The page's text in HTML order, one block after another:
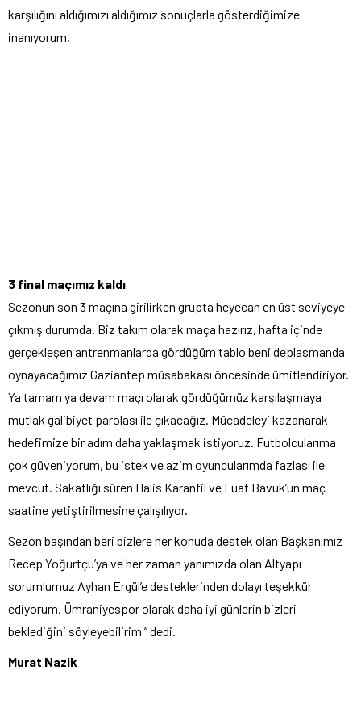
karşılığını aldığımızı aldığımız sonuçlarla gösterdiğimize
inanıyorum.
3 final maçımız kaldı
Sezonun son 3 maçına girilirken grupta heyecan en üst seviyeye
çıkmış durumda. Biz takım olarak maça hazırız, hafta içinde
gerçekleşen antrenmanlarda gördüğüm tablo beni deplasmanda
oynayacağımız Gaziantep müsabakası öncesinde ümitlendiriyor.
Ya tamam ya devam maçı olarak gördüğümüz karşılaşmaya
mutlak galibiyet parolası ile çıkacağız. Mücadeleyi kazanarak
hedefimize bir adım daha yaklaşmak istiyoruz. Futbolcularıma
çok güveniyorum, bu istek ve azim oyuncularımda fazlası ile
mevcut. Sakatlığı süren Halis Karanfil ve Fuat Bavuk’un maç
saatine yetiştirilmesine çalışılıyor.
Sezon başından beri bizlere her konuda destek olan Başkanımız
Recep Yoğurtçu’ya ve her zaman yanımızda olan Altyapı
sorumlumuz Ayhan Ergül’e desteklerinden dolayı teşekkür
ediyorum. Ümraniyespor olarak daha iyi günlerin bizleri
beklediğini söyleyebilirim ” dedi.
Murat Nazik